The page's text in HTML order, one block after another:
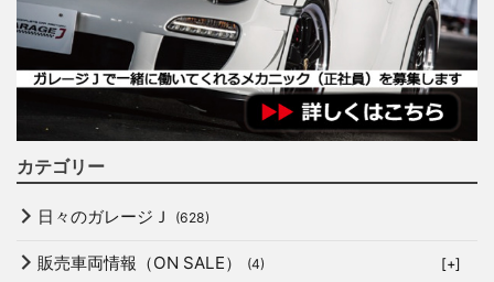
カテゴリー
日々のガレージＪ (628)
販売車両情報（ON SALE） (4) [+]